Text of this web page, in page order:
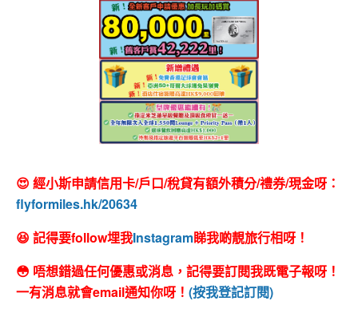
😍 經小斯申請信用卡/戶口/稅貸有額外積分/禮券/現金呀：
flyformiles.hk/20634
😆 記得要follow埋我Instagram睇我啲靚旅行相呀！
😳 唔想錯過任何優惠或消息，記得要訂閱我既電子報呀！
一有消息就會email通知你呀！ (按我登記訂閱)